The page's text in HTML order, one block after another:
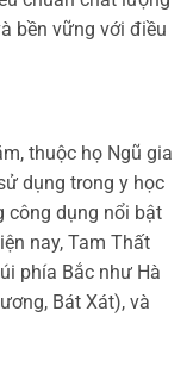
bền vững với điều
thuộc họ Ngũ gia
dụng trong y học
công dụng nổi bật
nay, Tam Thất
phía Bắc như Hà
Bát Xát), và